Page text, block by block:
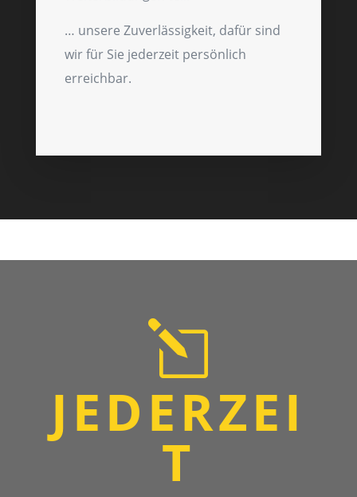
… unsere Zuverlässigkeit, dafür sind
wir für Sie jederzeit persönlich
erreichbar.
l
JEDERZEI
T